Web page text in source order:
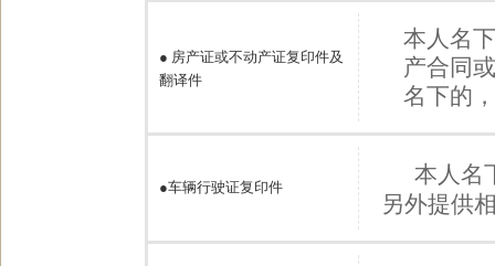
● 房产证或不动产证复印件及
翻译件
本人名
产合同
名下的
●车辆行驶证复印件
本人名
另外提供